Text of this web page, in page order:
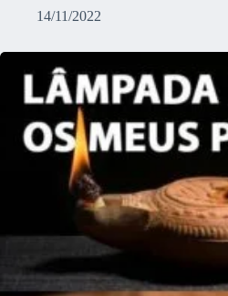
14/11/2022